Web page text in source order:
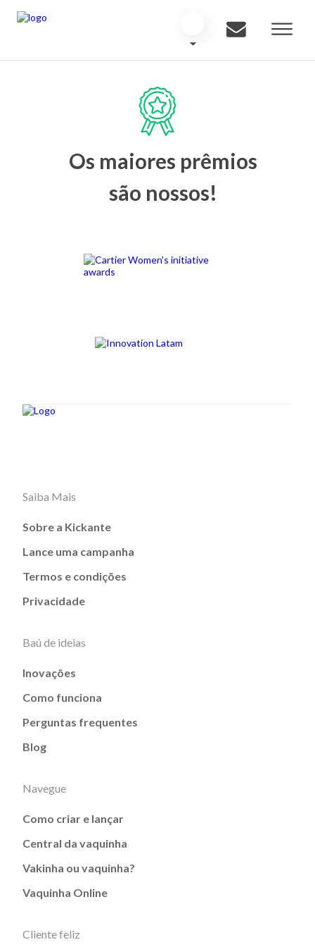
Os maiores prêmios
são nossos!
Saiba Mais
Sobre a Kickante
Lance uma campanha
Termos e condições
Privacidade
Baú de ideias
Inovações
Como funciona
Perguntas frequentes
Blog
Navegue
Como criar e lançar
Central da vaquinha
Vakinha ou vaquinha?
Vaquinha Online
Cliente feliz